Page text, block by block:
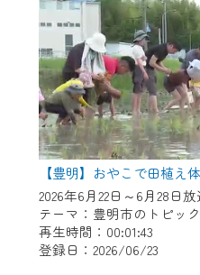
【豊明】おやこで田植え
2026年6月22日～6月28日放
テーマ：豊明市のトピッ
再生時間：00:01:43
登録日：2026/06/23
一部コンテンツを除
CCNetサービスへ
ページ※』へのログ
す。
何卒、ご理解ご了
いたします。
※マイページへのロ
要となります。
※MyIDとは、CCNet
各種サービスをご利